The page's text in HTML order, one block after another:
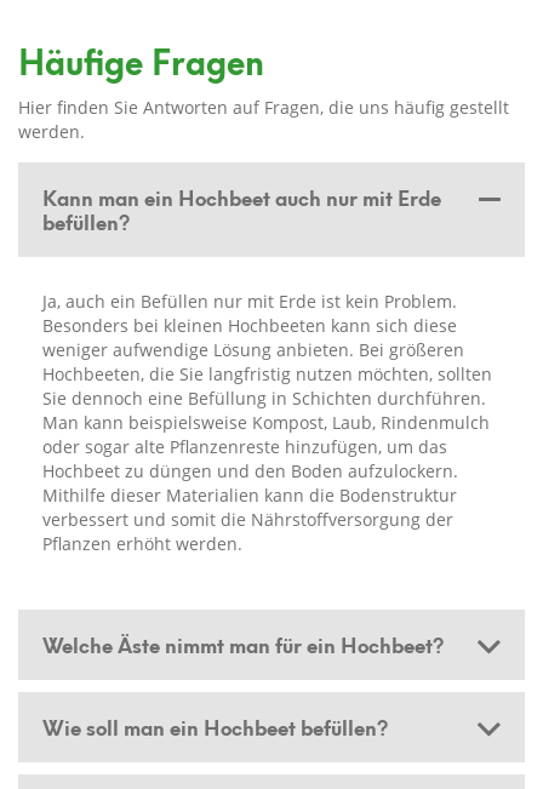
Häufige Fragen
Hier finden Sie Antworten auf Fragen, die uns häufig gestellt
werden.
Kann man ein Hochbeet auch nur mit Erde
befüllen?
Ja, auch ein Befüllen nur mit Erde ist kein Problem.
Besonders bei kleinen Hochbeeten kann sich diese
weniger aufwendige Lösung anbieten. Bei größeren
Hochbeeten, die Sie langfristig nutzen möchten, sollten
Sie dennoch eine Befüllung in Schichten durchführen.
Man kann beispielsweise Kompost, Laub, Rindenmulch
oder sogar alte Pflanzenreste hinzufügen, um das
Hochbeet zu düngen und den Boden aufzulockern.
Mithilfe dieser Materialien kann die Bodenstruktur
verbessert und somit die Nährstoffversorgung der
Pflanzen erhöht werden.
Welche Äste nimmt man für ein Hochbeet?
Wie soll man ein Hochbeet befüllen?